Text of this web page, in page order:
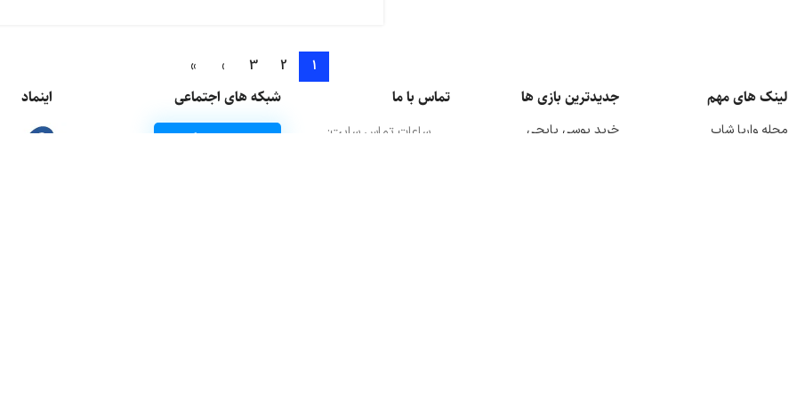
1
2
3
›
»
لینک های مهم
مجله واریا شاپ
جدیدترین بازی ها
خرید یوسی پابجی
تماس با ما
ساعات تماس سایت:
شبکه های اجتماعی
کانال تلگرام
اینماد